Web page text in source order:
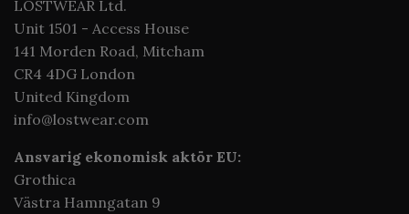
LOSTWEAR Ltd.
Unit 1501 - Access House
141 Morden Road, Mitcham
CR4 4DG London
United Kingdom
info@lostwear.com
Ansvarig ekonomisk aktör EU:
Grothica
Västra Hamngatan 9